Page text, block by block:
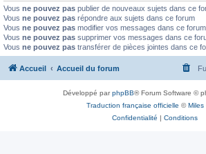
Vous ne pouvez pas publier de nouveaux sujets dans ce
Vous ne pouvez pas répondre aux sujets dans ce forum
Vous ne pouvez pas modifier vos messages dans ce forum
Vous ne pouvez pas supprimer vos messages dans ce
Vous ne pouvez pas transférer de pièces jointes dans ce
Accueil Accueil du forum
Développé parphpBB® Forum Software ©
Traduction française officielle ©Miles
Confidentialité | Conditions